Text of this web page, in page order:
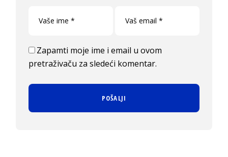
Zapamti moje ime i email u ovom
pretraživaču za sledeći komentar.